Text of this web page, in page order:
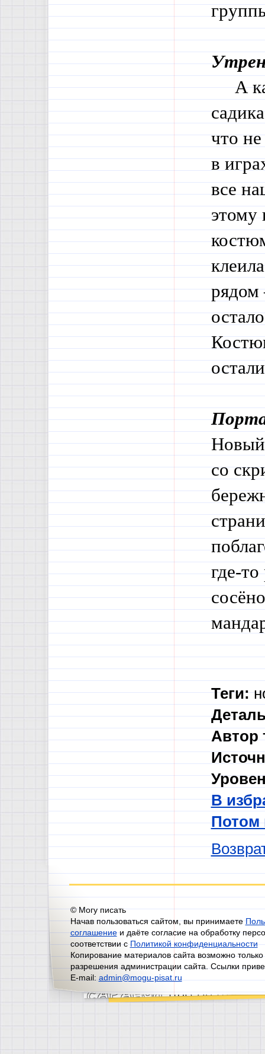
А
что
в
все
этому
рядом
Новый
со
где-
Теги:
Автор
В
Потом
© Могу писать
Начав пользоваться сайтом, вы принимаете
соглашениеи даёте согласие на обработку
соответствии сПолитикой конфиденциальности
Копирование материалов сайта возможно
разрешения администрации сайта. Ссылки
E-mail: admin@mogu-pisat.ru